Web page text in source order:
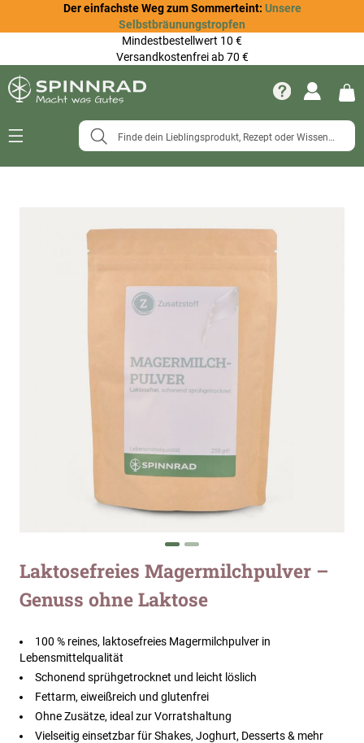
Der einfachste Weg zum Sommerteint: Unsere
Selbstbräunungstropfen
Mindestbestellwert 10 €
Versandkostenfrei ab 70 €
Navigation
Zum
Anfang
der
Laktosefreies Magermilchpulver –
Genuss ohne Laktose
100 % reines, laktosefreies Magermilchpulver in
Lebensmittelqualität
Schonend sprühgetrocknet und leicht löslich
Fettarm, eiweißreich und glutenfrei
Ohne Zusätze, ideal zur Vorratshaltung
Vielseitig einsetzbar für Shakes, Joghurt, Desserts & mehr